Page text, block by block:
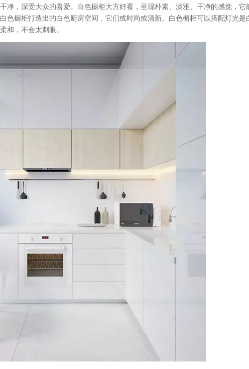
净，深受大众的喜爱。白色橱柜大方好看，呈现朴素、淡雅、干净的感觉，它
色橱柜打造出的白色厨房空间，它们或时尚或清新。白色橱柜可以搭配灯光是
和，不会太刺眼。